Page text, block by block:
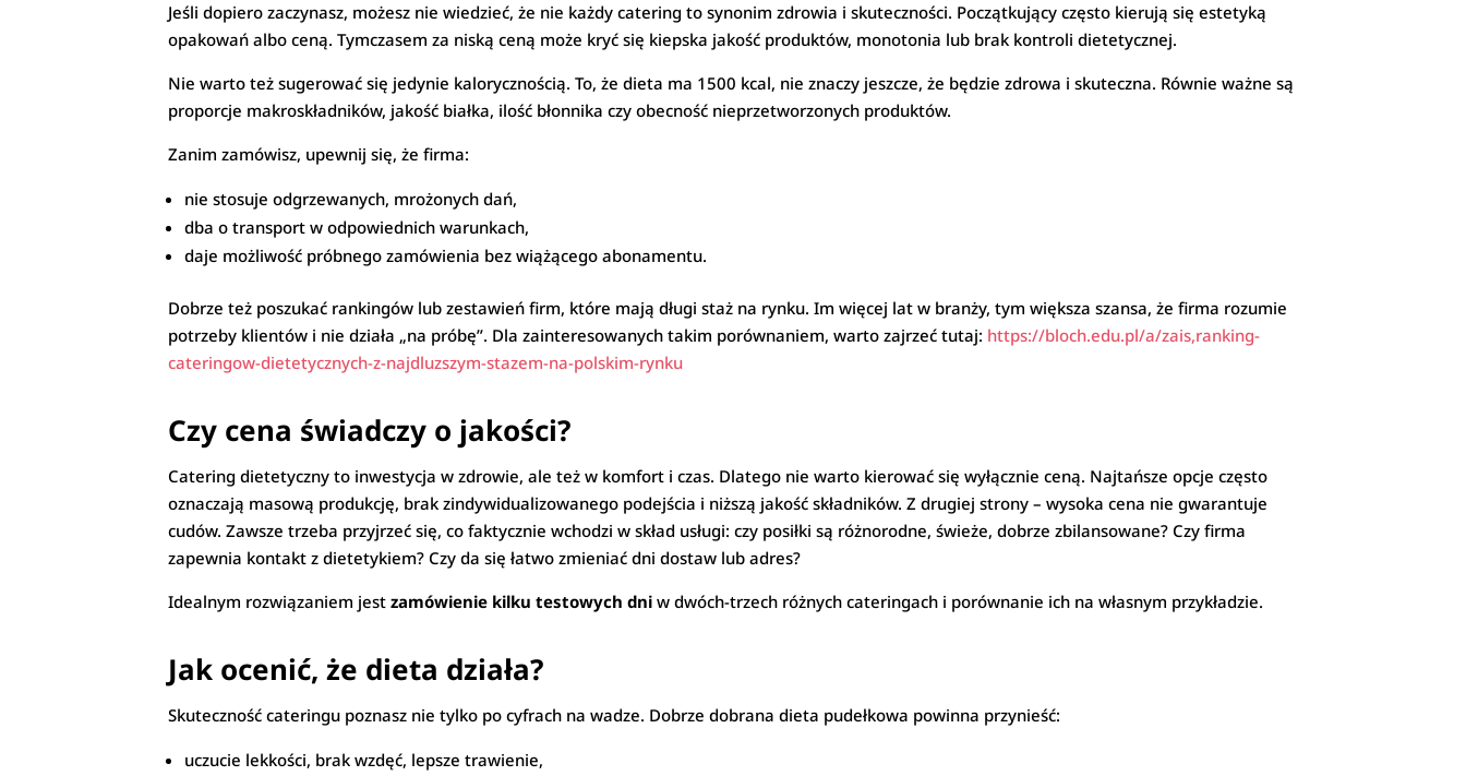
Jeśli dopiero zaczynasz, możesz nie wiedzieć, że nie każdy catering to synonim zdrowia i skuteczności. Początkujący często kierują się estetyką
opakowań albo ceną. Tymczasem za niską ceną może kryć się kiepska jakość produktów, monotonia lub brak kontroli dietetycznej.
Nie warto też sugerować się jedynie kalorycznością. To, że dieta ma 1500 kcal, nie znaczy jeszcze, że będzie zdrowa i skuteczna. Równie ważne są
proporcje makroskładników, jakość białka, ilość błonnika czy obecność nieprzetworzonych produktów.
Zanim zamówisz, upewnij się, że firma:
nie stosuje odgrzewanych, mrożonych dań,
dba o transport w odpowiednich warunkach,
daje możliwość próbnego zamówienia bez wiążącego abonamentu.
Dobrze też poszukać rankingów lub zestawień firm, które mają długi staż na rynku. Im więcej lat w branży, tym większa szansa, że firma rozumie
potrzeby klientów i nie działa „na próbę”. Dla zainteresowanych takim porównaniem, warto zajrzeć tutaj: https://bloch.edu.pl/a/zais,ranking-
cateringow-dietetycznych-z-najdluzszym-stazem-na-polskim-rynku
Czy cena świadczy o jakości?
Catering dietetyczny to inwestycja w zdrowie, ale też w komfort i czas. Dlatego nie warto kierować się wyłącznie ceną. Najtańsze opcje często
oznaczają masową produkcję, brak zindywidualizowanego podejścia i niższą jakość składników. Z drugiej strony – wysoka cena nie gwarantuje
cudów. Zawsze trzeba przyjrzeć się, co faktycznie wchodzi w skład usługi: czy posiłki są różnorodne, świeże, dobrze zbilansowane? Czy firma
zapewnia kontakt z dietetykiem? Czy da się łatwo zmieniać dni dostaw lub adres?
Idealnym rozwiązaniem jestzamówienie kilku testowych dni w dwóch-trzech różnych cateringach i porównanie ich na własnym przykładzie.
Jak ocenić, że dieta działa?
Skuteczność cateringu poznasz nie tylko po cyfrach na wadze. Dobrze dobrana dieta pudełkowa powinna przynieść:
uczucie lekkości, brak wzdęć, lepsze trawienie,